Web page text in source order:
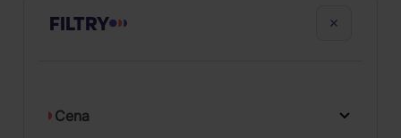
FILTRY
Cena